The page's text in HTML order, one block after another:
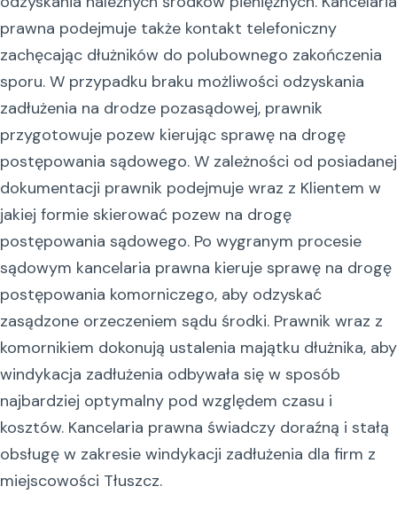
prawna podejmuje także kontakt telefoniczny
zachęcając dłużników do polubownego zakończenia
sporu. W przypadku braku możliwości odzyskania
zadłużenia na drodze pozasądowej, prawnik
przygotowuje pozew kierując sprawę na drogę
postępowania sądowego. W zależności od posiadanej
dokumentacji prawnik podejmuje wraz z Klientem w
jakiej formie skierować pozew na drogę
postępowania sądowego. Po wygranym procesie
sądowym kancelaria prawna kieruje sprawę na drogę
postępowania komorniczego, aby odzyskać
zasądzone orzeczeniem sądu środki. Prawnik wraz z
komornikiem dokonują ustalenia majątku dłużnika, aby
windykacja zadłużenia odbywała się w sposób
najbardziej optymalny pod względem czasu i
kosztów. Kancelaria prawna świadczy doraźną i stałą
obsługę w zakresie windykacji zadłużenia dla firm z
miejscowości Tłuszcz.